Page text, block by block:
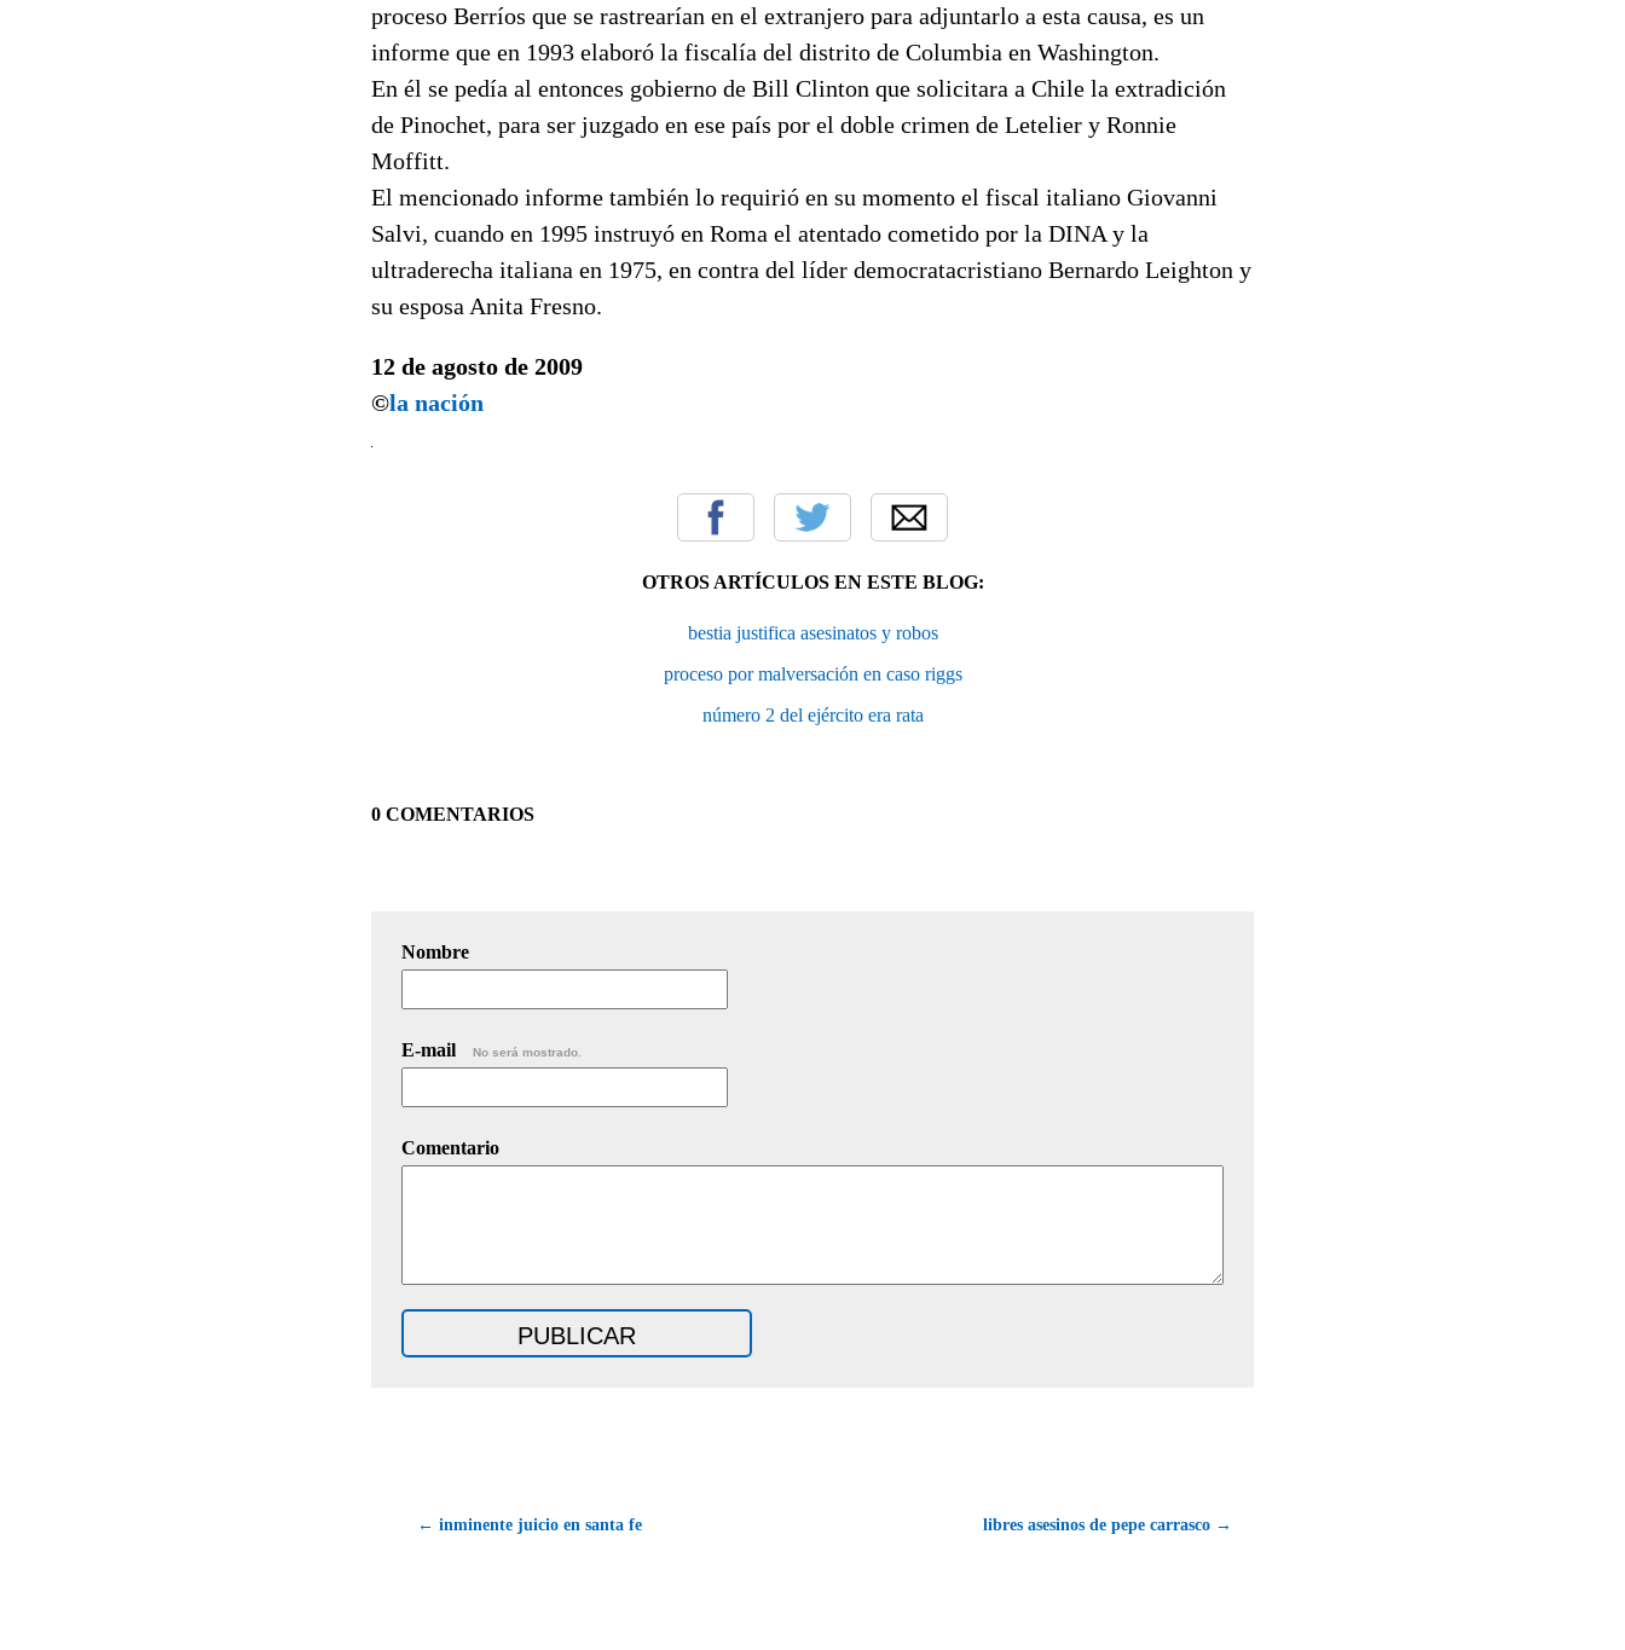
proceso Berríos que se rastrearían en el extranjero para adjuntarlo a esta causa, es un
informe que en 1993 elaboró la fiscalía del distrito de Columbia en Washington.
En él se pedía al entonces gobierno de Bill Clinton que solicitara a Chile la extradición
de Pinochet, para ser juzgado en ese país por el doble crimen de Letelier y Ronnie
Moffitt.
El mencionado informe también lo requirió en su momento el fiscal italiano Giovanni
Salvi, cuando en 1995 instruyó en Roma el atentado cometido por la DINA y la
ultraderecha italiana en 1975, en contra del líder democratacristiano Bernardo Leighton y
su esposa Anita Fresno.
12 de agosto de 2009
©la nación
OTROS ARTÍCULOS EN ESTE BLOG:
bestia justifica asesinatos y robos
proceso por malversación en caso riggs
número 2 del ejército era rata
0 COMENTARIOS
Nombre
E-mail No será mostrado.
Comentario
← inminente juicio en santa fe libres asesinos de pepe carrasco →